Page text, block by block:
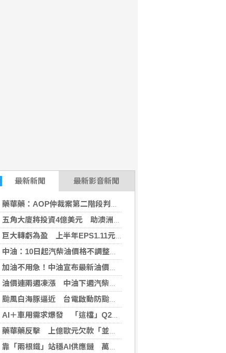
最新新聞 最新影音新聞
藥華藥：AOP仲裁案第二階段判斷出爐 財務無重大影響
五角大廈將投資4億美元 助澳洲開發稀土礦物
巨大轉虧為盈 上半年EPS1.11元H2審慎樂觀
中油：10日起汽柴油價格不調整 95無鉛維持32元
加油不用急！中油宣布最新油價 下周汽、柴油「凍漲」
油價連兩週凍漲 中油下週汽柴油價格不調整
颱風白海豚逼近 台電啟動防颱整備
AI＋車用需求爆發 「這檔」Q2業績亮眼股價狂飆8%
藥華藥反擊 上億歐元欠款「並非仲裁裁定」
靠「兩根鐵」站穩AI供應鏈 萬金股7日飆漲停